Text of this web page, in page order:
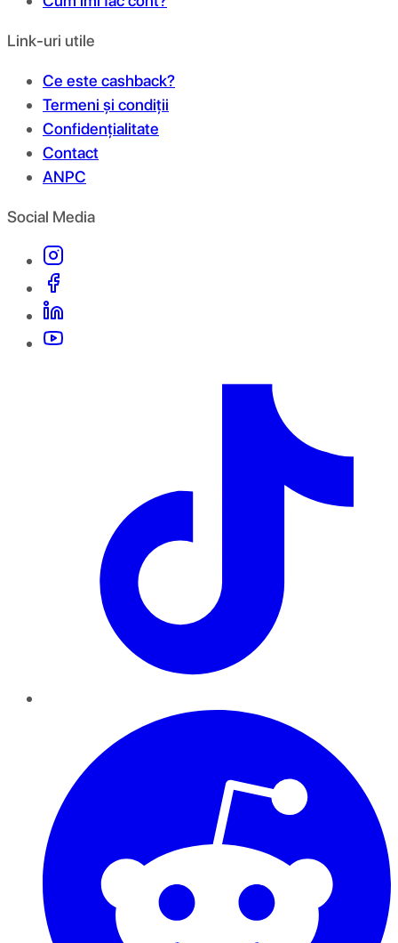
Link-uri utile
Ce este cashback?
Termeni și condiții
Confidențialitate
Contact
ANPC
Social Media